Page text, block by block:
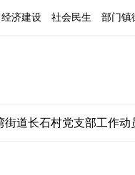
经济建设 社会民生 部门镇
道长石村党支部工作动